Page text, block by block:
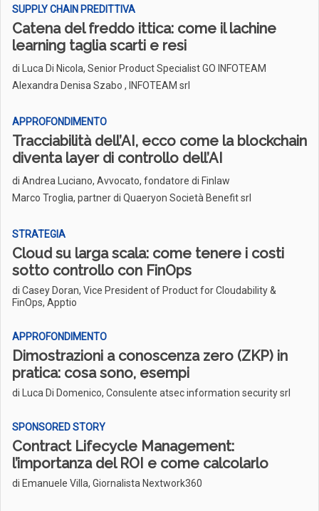
SUPPLY CHAIN PREDITTIVA
Catena del freddo ittica: come il lachine
learning taglia scarti e resi
di
Luca Di Nicola, Senior Product Specialist GO INFOTEAM
Alexandra Denisa Szabo , INFOTEAM srl
APPROFONDIMENTO
Tracciabilità dell’AI, ecco come la blockchain
diventa layer di controllo dell’AI
di Andrea Luciano, Avvocato, fondatore di Finlaw
Marco Troglia, partner di Quaeryon Società Benefit srl
STRATEGIA
Cloud su larga scala: come tenere i costi
sotto controllo con FinOps
di Casey Doran, Vice President of Product for Cloudability &
FinOps, Apptio
APPROFONDIMENTO
Dimostrazioni a conoscenza zero (ZKP) in
pratica: cosa sono, esempi
di Luca Di Domenico, Consulente atsec information security srl
SPONSORED STORY
Contract Lifecycle Management:
l’importanza del ROI e come calcolarlo
di Emanuele Villa, Giornalista Nextwork360